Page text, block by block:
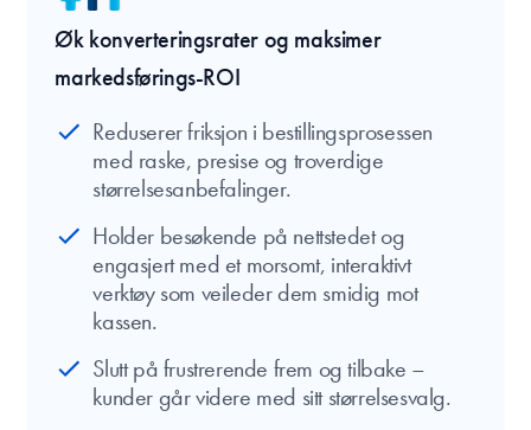
Øk konverteringsrater og maksimer
markedsførings-ROI
Reduserer friksjon i bestillingsprosessen
med raske, presise og troverdige
størrelsesanbefalinger.
Holder besøkende på nettstedet og
engasjert med et morsomt, interaktivt
verktøy som veileder dem smidig mot
kassen.
Slutt på frustrerende frem og tilbake –
kunder går videre med sitt størrelsesvalg.